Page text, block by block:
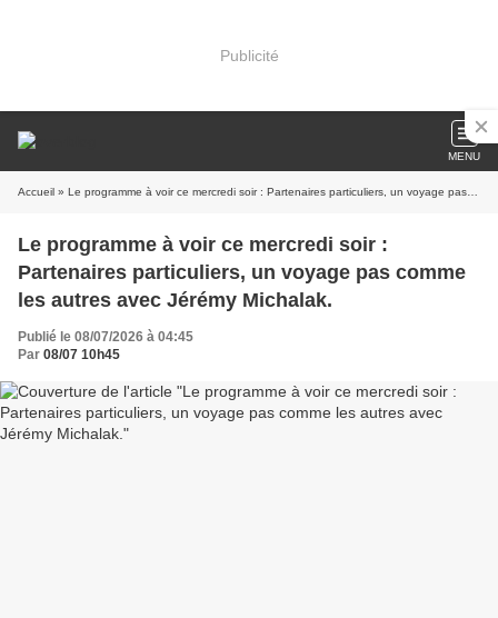
Publicité
MENU
Accueil » Le programme à voir ce mercredi soir : Partenaires particuliers, un voyage pas comme les autres avec Jérémy Michalak.
Le programme à voir ce mercredi soir :
Partenaires particuliers, un voyage pas comme
les autres avec Jérémy Michalak.
Publié le 08/07/2026 à 04:45
Par 08/07 10h45